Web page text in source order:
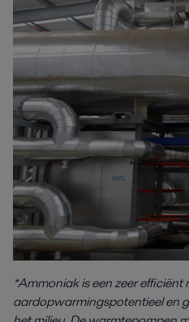
*Ammoniak is een zeer
aardopwarmingspotentieel en